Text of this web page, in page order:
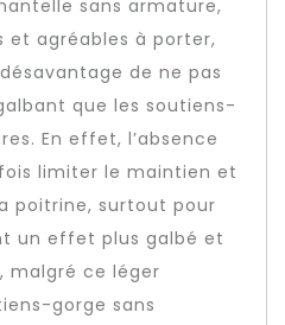
sans armature,
et agréables à porter,
de ne pas
que les soutiens-
En effet, l’absence
limiter le maintien et
poitrine, surtout pour
un effet plus galbé et
malgré ce léger
gorge sans